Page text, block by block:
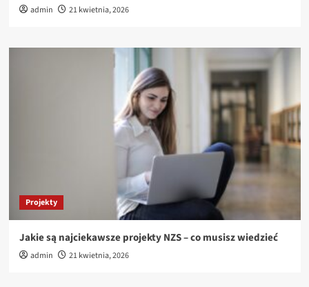
admin 21 kwietnia, 2026
Projekty
Jakie są najciekawsze projekty NZS – co musisz wiedzieć
admin 21 kwietnia, 2026